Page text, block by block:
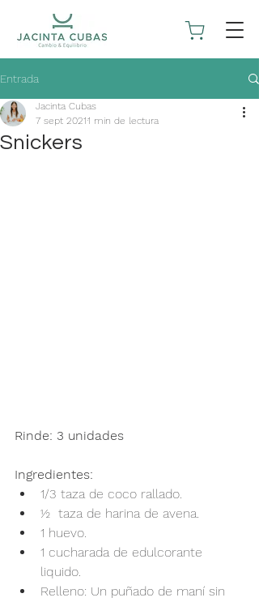
Entrada
Snickers
Jacinta Cubas
7 sept 20211 min de lectura
Rinde: 3 unidades
Ingredientes:
1/3 taza de coco rallado.
½  taza de harina de avena.
1 huevo.
1 cucharada de edulcorante
liquido.
Relleno: Un puñado de maní sin